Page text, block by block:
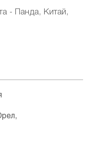
- Панда, Китай,